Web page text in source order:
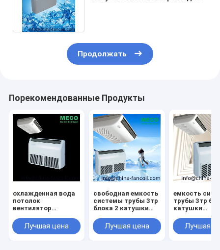
Продолжать
Порекомендованные Продукты
охлажденная вода
потолок
вентилятор
трубопроводная
система 3TR
Лучшая цена
свободная емкость
системы трубы 3тр
блока 2 катушки
вентилятора пола
стойки
Лучшая цена
емкость
трубы 3тр
катушки
вентилятора
Лучшая